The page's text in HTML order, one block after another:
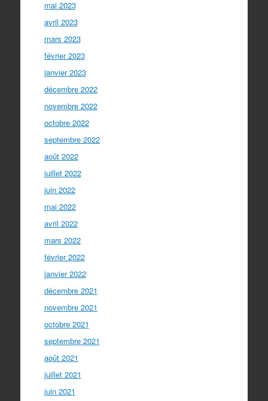
mai 2023
avril 2023
mars 2023
février 2023
janvier 2023
décembre 2022
novembre 2022
octobre 2022
septembre 2022
août 2022
juillet 2022
juin 2022
mai 2022
avril 2022
mars 2022
février 2022
janvier 2022
décembre 2021
novembre 2021
octobre 2021
septembre 2021
août 2021
juillet 2021
juin 2021